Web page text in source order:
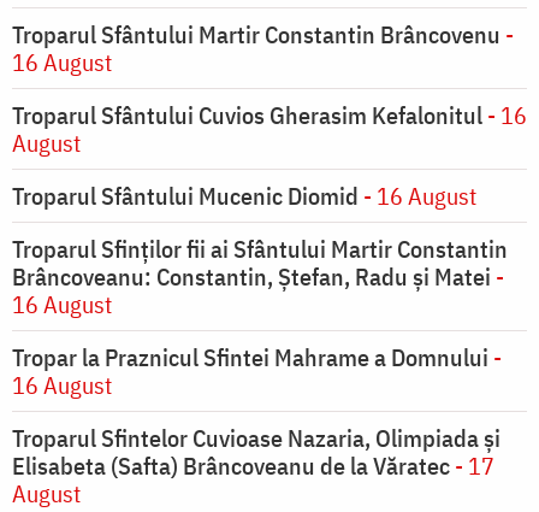
Troparul Sfântului Martir Constantin Brâncovenu -
16 August
Troparul Sfântului Cuvios Gherasim Kefalonitul- 16
August
Troparul Sfântului Mucenic Diomid - 16 August
Troparul Sfinților fii ai Sfântului Martir Constantin
Brâncoveanu: Constantin, Ștefan, Radu și Matei -
16 August
Tropar la Praznicul Sfintei Mahrame a Domnului -
16 August
Troparul Sfintelor Cuvioase Nazaria, Olimpiada și
Elisabeta (Safta) Brâncoveanu de la Văratec- 17
August